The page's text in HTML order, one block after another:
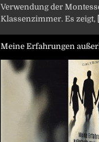
Verwendung der
Klassenzimmer. Es zeigt,
Meine Erfahrungen